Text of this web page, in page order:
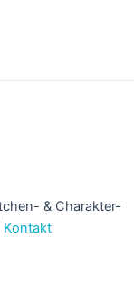
& Charakter-
Kontakt